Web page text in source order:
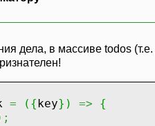
дела, в массиве todos
= ( {key} ) =>
{
;